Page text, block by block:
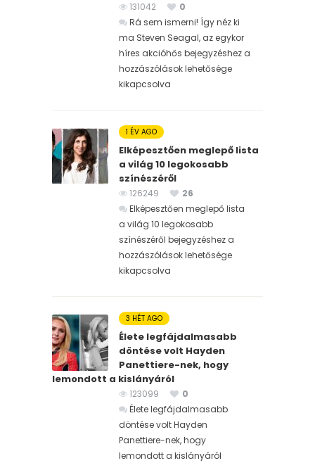
131042
0
Rá sem ismerni! Így néz ki
ma Steven Seagal, az egykor
híres akcióhős bejegyzéshez a
hozzászólások lehetősége
kikapcsolva
1 ÉV AGO
Elképesztően meglepő lista
a világ 10 legokosabb
színészéről
126249
26
Elképesztően meglepő lista
a világ 10 legokosabb
színészéről bejegyzéshez a
hozzászólások lehetősége
kikapcsolva
3 HÉT AGO
Élete legfájdalmasabb
döntése volt Hayden
Panettiere-nek, hogy
lemondott a kislányáról
123099
0
Élete legfájdalmasabb
döntése volt Hayden
Panettiere-nek, hogy
lemondott a kislányáról